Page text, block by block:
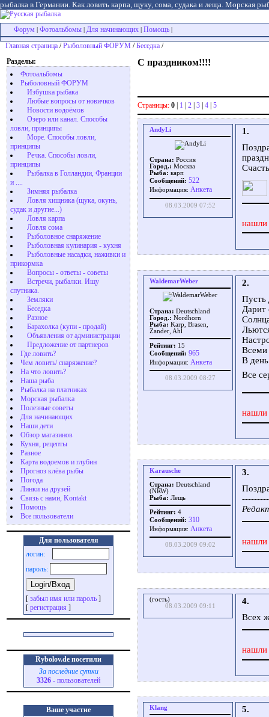
рыбалка в Германии. Как ловить карпа, щуку, сома, судака и леща. Морская
Форум Фотоальбомы Для начинающих Помощь
Главная страница /Рыболовный ФОРУМ /Беседка /
Разделы:
Фотоальбомы
Рыболовный ФОРУМ
Избушка рыбака
Любые вопросы от новичков
Новости водоёмов
Озеро или канал. Способы
ловли, принципы
Море. Способы ловли,
принципы
Речка. Способы ловли,
принципы
Рыбалка в Голландии, Франции
и ....
Зимняя рыбалка
Ловля хищника (щука, окунь,
судак и другие...)
Ловля карпа
Ловля сома
Рыболовное снаряжение
Рыболовная кулинария - кухня
Рыболовные насадки, наживки и
прикормка
Вопросы - ответы - советы
Встречи, рыбалки. Ищу
спутника.
Земляки
Беседка
Разное
Барахолка (купи - продай)
Объявления от администрации
Предложение от партнеров
Где ловить?
Чем ловить/ снаряжение?
На что ловить?
Наша рыба
Рыбалка на платниках
Морская рыбалка
Полезные советы
Для начинающих
Наши дети
Обзор магазинов
Кухня, рецепты
Разное
Карта водоемов и глубин
Прогноз клёва рыбы
Погода
Линки на друзей
Связь с нами, Kontakt
Помощь
Все пользователи
Для пользователя
логин:
пароль:
[ забыл имя или пароль ]
[ регистрация ]
Rybolov.de посетили
За последние сутки
3326 - пользователей
Ваше участие
С праздником!!!!
Страницы: 0 | 1 | 2 | 3 | 4 | 5
AndyLi
Страна: Россия
Город.: Москва
Рыба: карп
Сообщений: 522
Информация: Aнкета
08.03.2009 07:52
1.
нашли
WaldemarWeber
Страна: Deutschland
Город.: Nordhorn
Рыба: Karp, Brasen,
Zander, Ahl
Рейтинг: 15
Сообщений: 965
Информация: Aнкета
08.03.2009 08:27
2.
Пусть
Дарит
Всеми
В
Все
нашли
Karausche
Страна: Deutschland
(NRW)
Рыба: Лещь
Рейтинг: 4
Сообщений: 310
Информация: Aнкета
08.03.2009 09:02
3.
нашли
(гость)
08.03.2009 09:11
4.
Всех
нашли
Klang
5.